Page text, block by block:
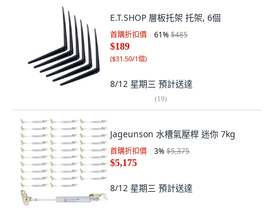
E.T.SHOP 層板托架 托架, 6個
首購折扣價 61%$485
$189
($31.50/1個)
8/12 星期三 預計送達
(19)
Jageunson 水槽氣壓桿 迷你 7kg
首購折扣價 3%$5,375
$5,175
8/12 星期三 預計送達